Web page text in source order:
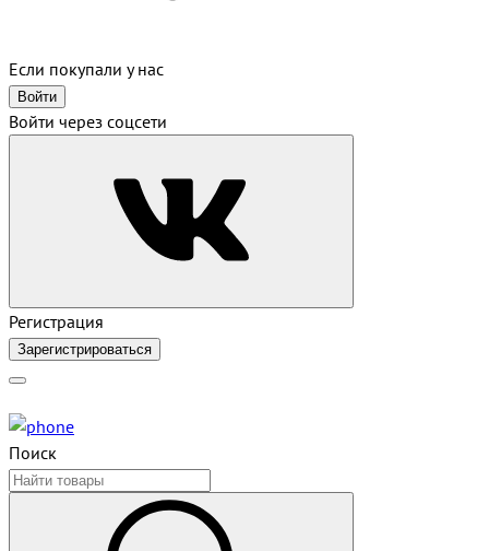
Если покупали у нас
Войти
Войти через соцсети
Регистрация
Зарегистрироваться
Поиск